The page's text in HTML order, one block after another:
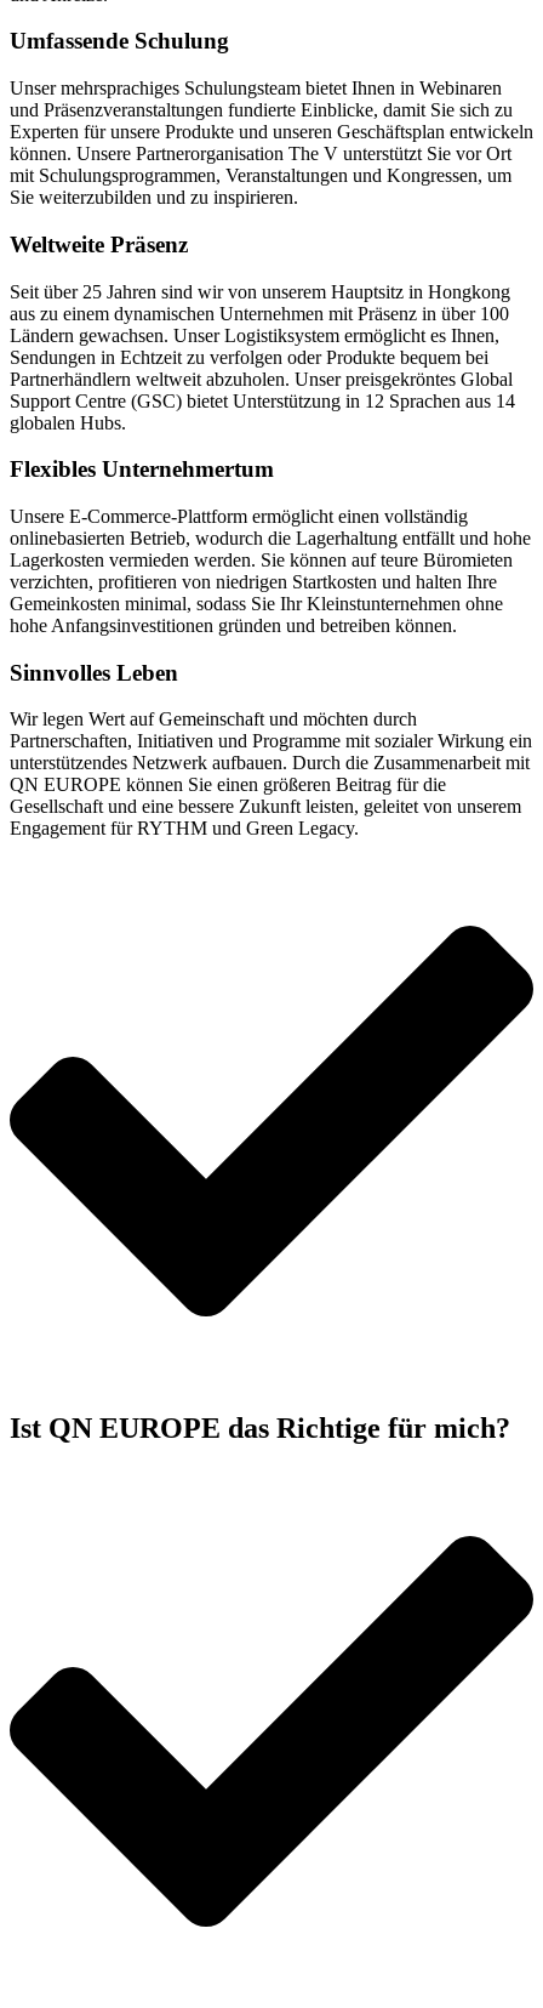
Umfassende Schulung
Unser mehrsprachiges Schulungsteam bietet Ihnen in Webinaren
und Präsenzveranstaltungen fundierte Einblicke, damit Sie sich zu
Experten für unsere Produkte und unseren Geschäftsplan entwickeln
können. Unsere Partnerorganisation The V unterstützt Sie vor Ort
mit Schulungsprogrammen, Veranstaltungen und Kongressen, um
Sie weiterzubilden und zu inspirieren.
Weltweite Präsenz
Seit über 25 Jahren sind wir von unserem Hauptsitz in Hongkong
aus zu einem dynamischen Unternehmen mit Präsenz in über 100
Ländern gewachsen. Unser Logistiksystem ermöglicht es Ihnen,
Sendungen in Echtzeit zu verfolgen oder Produkte bequem bei
Partnerhändlern weltweit abzuholen. Unser preisgekröntes Global
Support Centre (GSC) bietet Unterstützung in 12 Sprachen aus 14
globalen Hubs.
Flexibles Unternehmertum
Unsere E-Commerce-Plattform ermöglicht einen vollständig
onlinebasierten Betrieb, wodurch die Lagerhaltung entfällt und hohe
Lagerkosten vermieden werden. Sie können auf teure Büromieten
verzichten, profitieren von niedrigen Startkosten und halten Ihre
Gemeinkosten minimal, sodass Sie Ihr Kleinstunternehmen ohne
hohe Anfangsinvestitionen gründen und betreiben können.
Sinnvolles Leben
Wir legen Wert auf Gemeinschaft und möchten durch
Partnerschaften, Initiativen und Programme mit sozialer Wirkung ein
unterstützendes Netzwerk aufbauen. Durch die Zusammenarbeit mit
QN EUROPE können Sie einen größeren Beitrag für die
Gesellschaft und eine bessere Zukunft leisten, geleitet von unserem
Engagement für RYTHM und Green Legacy.
Ist QN EUROPE das Richtige für mich?